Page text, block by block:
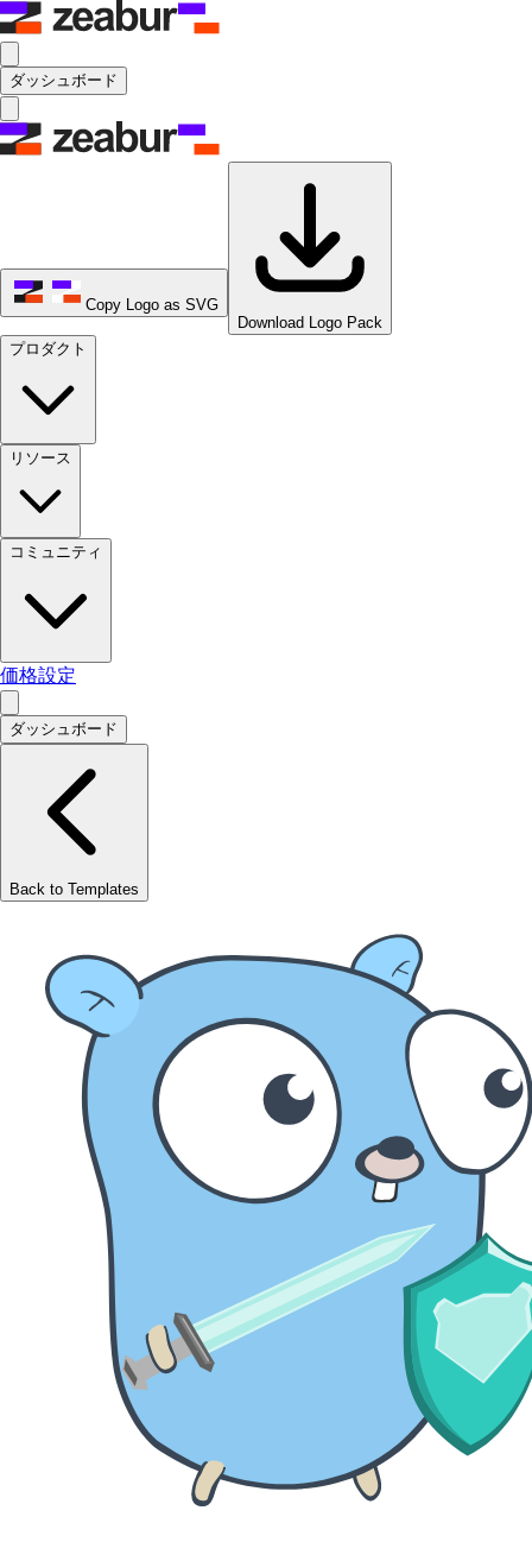
ダッシュボード
Copy Logo as SVG
Download Logo Pack
プロダクト
リソース
コミュニティ
価格設定
ダッシュボード
Back to Templates